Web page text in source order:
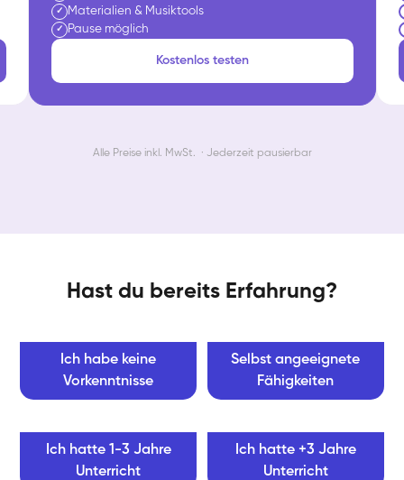
✓ Materialien & Musiktools
✓ Pause möglich
Kostenlos testen
Alle Preise inkl. MwSt. · Jederzeit pausierbar
Hast du bereits Erfahrung?
Ich habe keine
Vorkenntnisse
Selbst angeeignete
Fähigkeiten
Ich hatte 1-3 Jahre
Unterricht
Ich hatte +3 Jahre
Unterricht